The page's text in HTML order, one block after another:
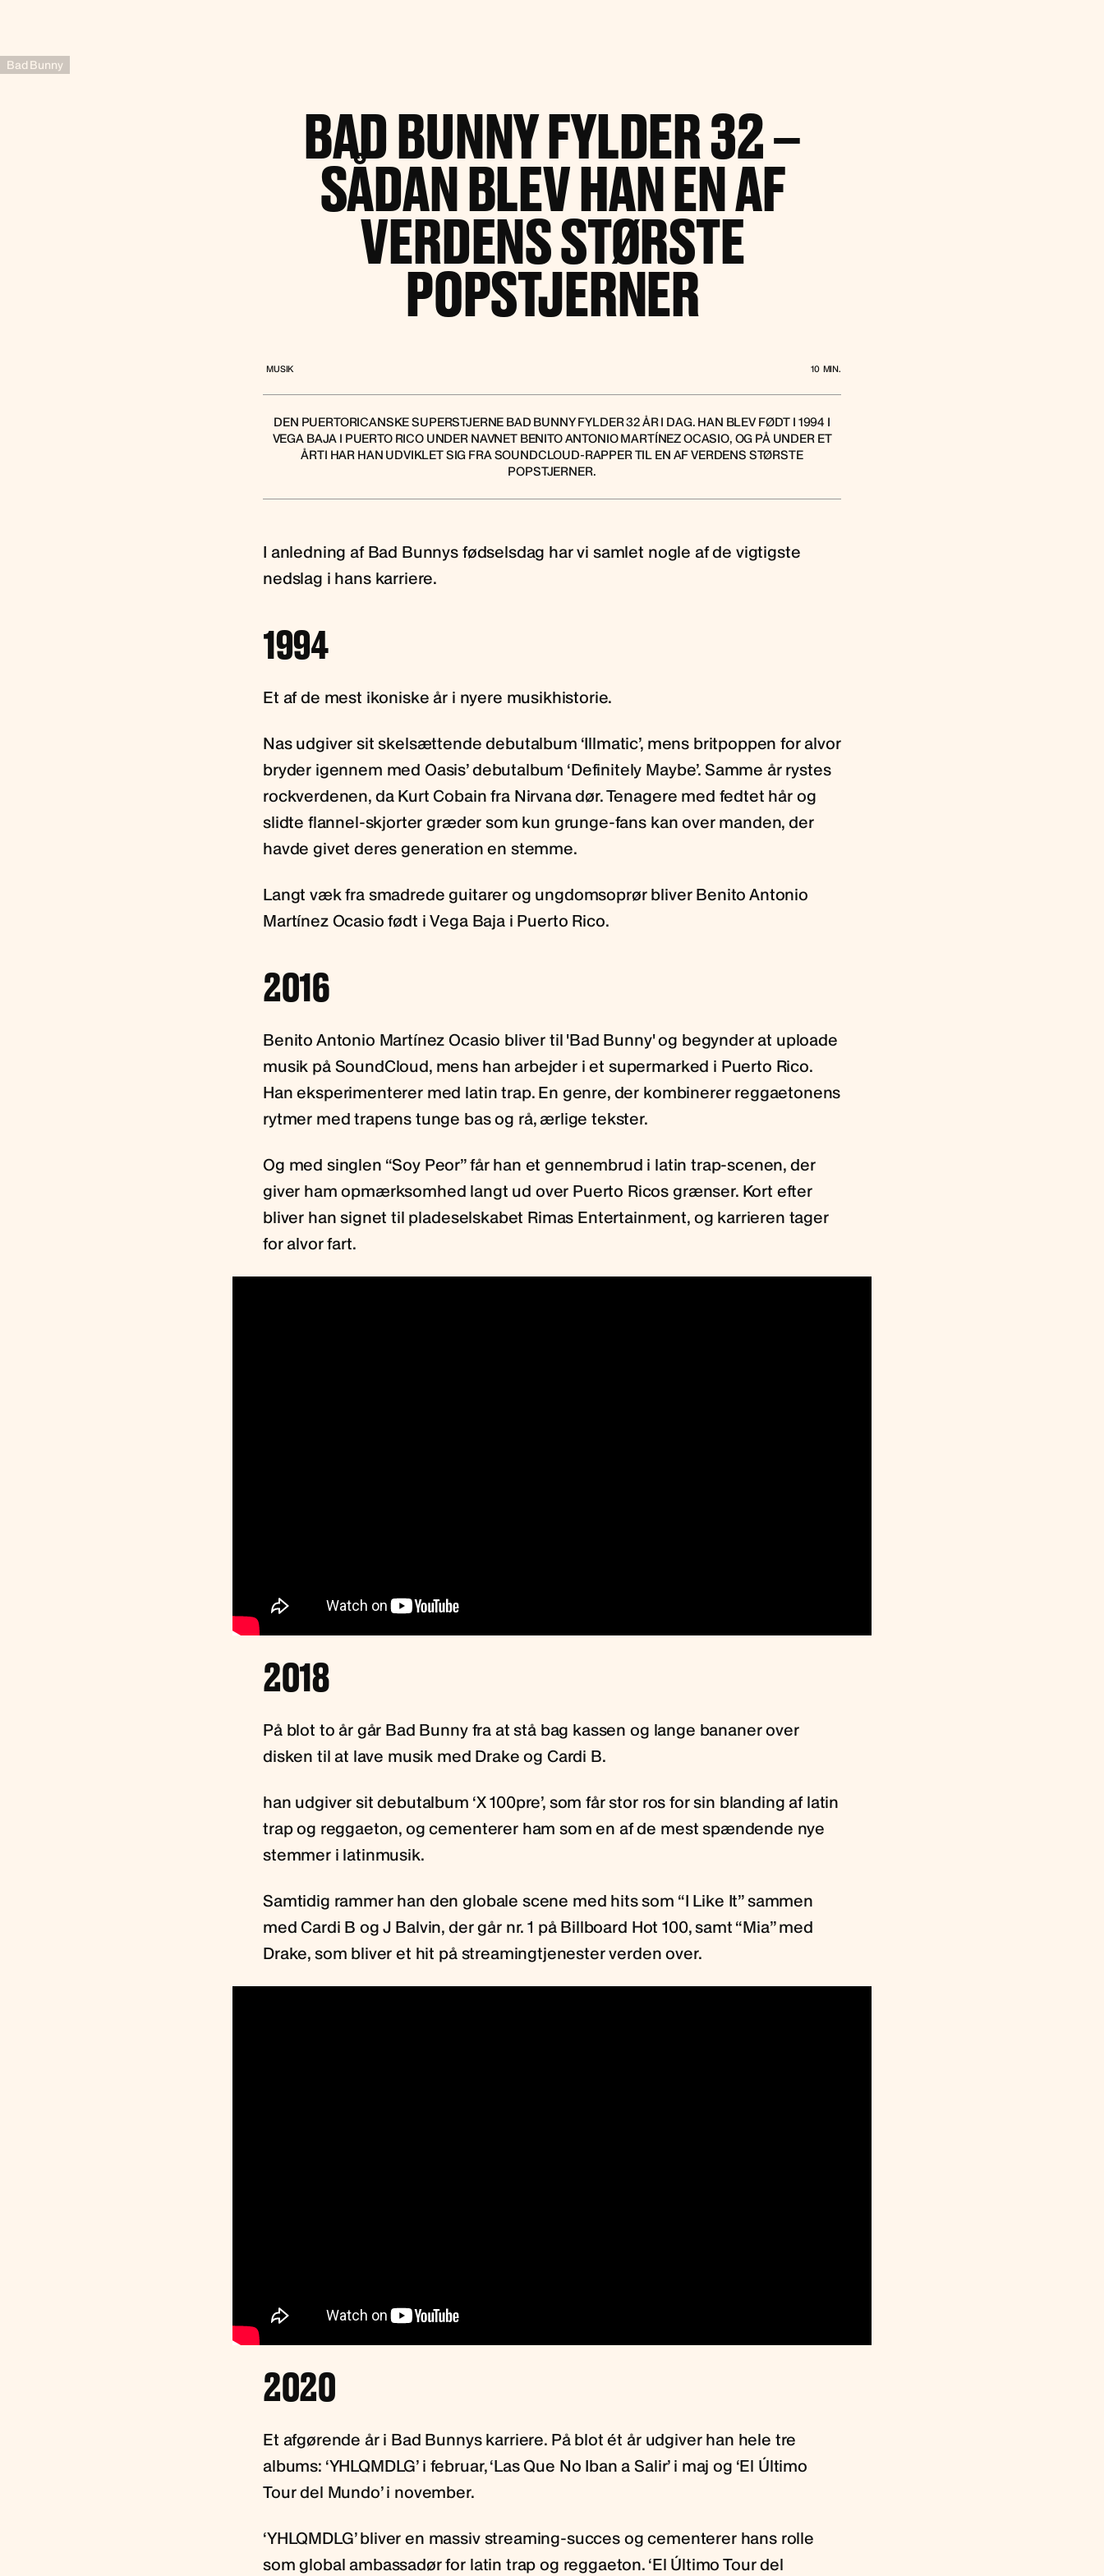
Bad Bunny
BAD BUNNY FYLDER 32 –
SÅDAN BLEV HAN EN AF
VERDENS STØRSTE
POPSTJERNER
MUSIK 10 MIN.
DEN PUERTORICANSKE SUPERSTJERNE BAD BUNNY FYLDER 32 ÅR I DAG. HAN BLEV FØDT I 1994 I
VEGA BAJA I PUERTO RICO UNDER NAVNET BENITO ANTONIO MARTÍNEZ OCASIO, OG PÅ UNDER ET
ÅRTI HAR HAN UDVIKLET SIG FRA SOUNDCLOUD-RAPPER TIL EN AF VERDENS STØRSTE
POPSTJERNER.
I anledning af Bad Bunnys fødselsdag har vi samlet nogle af de vigtigste
nedslag i hans karriere.
1994
Et af de mest ikoniske år i nyere musikhistorie.
Nas udgiver sit skelsættende debutalbum ‘Illmatic’, mens britpoppen for alvor
bryder igennem med Oasis’ debutalbum ‘Definitely Maybe’. Samme år rystes
rockverdenen, da Kurt Cobain fra Nirvana dør. Tenagere med fedtet hår og
slidte flannel-skjorter græder som kun grunge-fans kan over manden, der
havde givet deres generation en stemme.
Langt væk fra smadrede guitarer og ungdomsoprør bliver Benito Antonio
Martínez Ocasio født i Vega Baja i Puerto Rico.
2016
Benito Antonio Martínez Ocasio bliver til 'Bad Bunny' og begynder at uploade
musik på SoundCloud, mens han arbejder i et supermarked i Puerto Rico.
Han eksperimenterer med latin trap. En genre, der kombinerer reggaetonens
rytmer med trapens tunge bas og rå, ærlige tekster.
Og med singlen “Soy Peor” får han et gennembrud i latin trap-scenen, der
giver ham opmærksomhed langt ud over Puerto Ricos grænser. Kort efter
bliver han signet til pladeselskabet Rimas Entertainment, og karrieren tager
for alvor fart.
2018
På blot to år går Bad Bunny fra at stå bag kassen og lange bananer over
disken til at lave musik med Drake og Cardi B.
han udgiver sit debutalbum ‘X 100pre’, som får stor ros for sin blanding af latin
trap og reggaeton, og cementerer ham som en af de mest spændende nye
stemmer i latinmusik.
Samtidig rammer han den globale scene med hits som “I Like It” sammen
med Cardi B og J Balvin, der går nr. 1 på Billboard Hot 100, samt “Mia” med
Drake, som bliver et hit på streamingtjenester verden over.
2020
Et afgørende år i Bad Bunnys karriere. På blot ét år udgiver han hele tre
albums: ‘YHLQMDLG’ i februar, ‘Las Que No Iban a Salir’ i maj og ‘El Último
Tour del Mundo’ i november.
‘YHLQMDLG’ bliver en massiv streaming-succes og cementerer hans rolle
som global ambassadør for latin trap og reggaeton. ‘El Último Tour del